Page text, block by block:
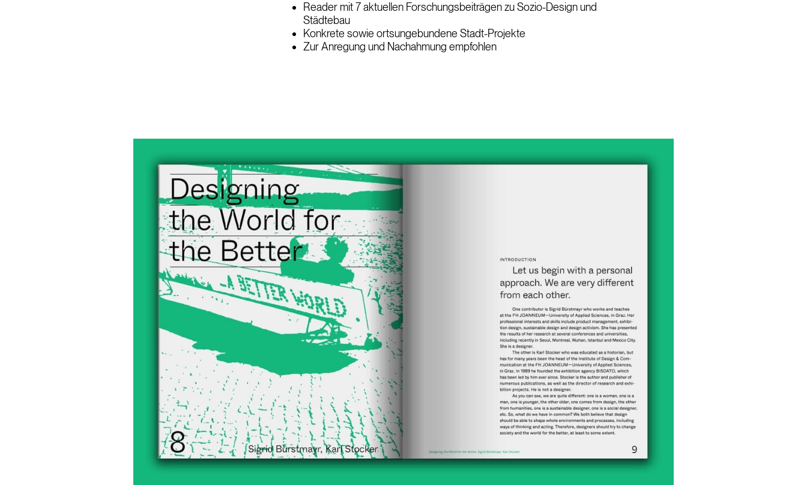
Reader mit 7 aktuellen Forschungsbeiträgen zu Sozio-Design und
Städtebau
Konkrete sowie ortsungebundene Stadt-Projekte
Zur Anregung und Nachahmung empfohlen